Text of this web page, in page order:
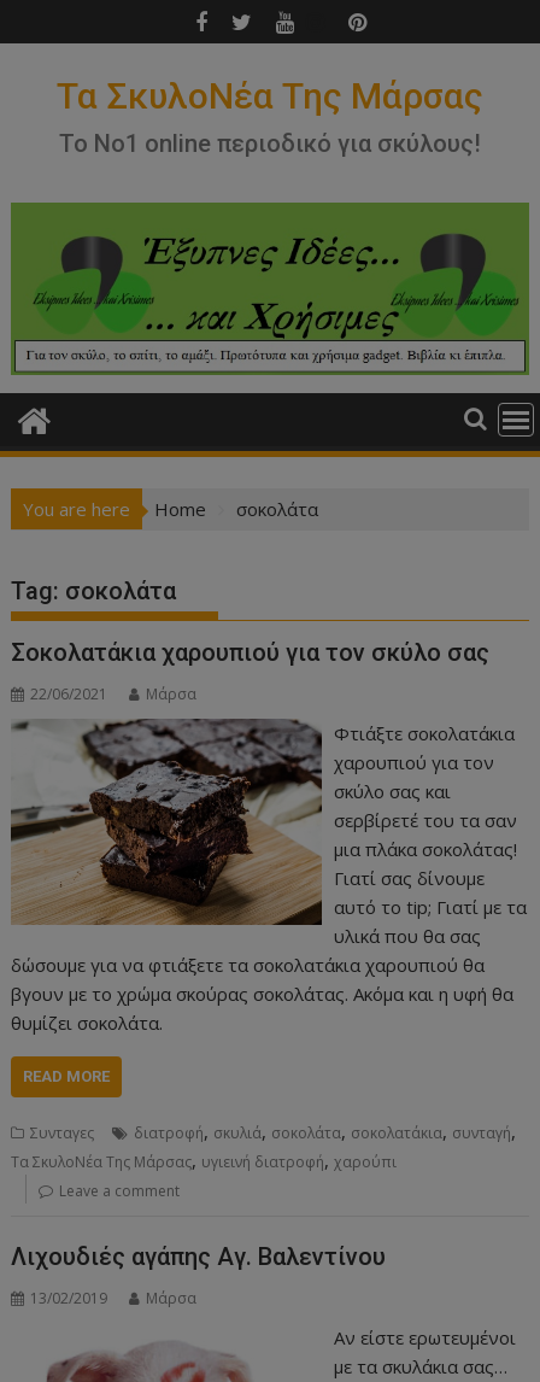
to
Τα ΣκυλοΝέα Της Μάρσας
Το Νο1 online περιοδικό για σκύλους!
You are here Home σοκολάτα
Tag: σοκολάτα
Σοκολατάκια χαρουπιού για τον σκύλο σας
22/06/2021 Μάρσα
Φτιάξτε σοκολατάκια
χαρουπιού για τον
σκύλο σας και
σερβίρετέ του τα σαν
μια πλάκα σοκολάτας!
Γιατί σας δίνουμε
αυτό το tip; Γιατί με τα
υλικά που θα σας
δώσουμε για να φτιάξετε τα σοκολατάκια χαρουπιού θα
βγουν με το χρώμα σκούρας σοκολάτας. Ακόμα και η υφή θα
θυμίζει σοκολάτα.
READ MORE
Συνταγες διατροφή, σκυλιά, σοκολάτα, σοκολατάκια, συνταγή,
Τα ΣκυλοΝέα Της Μάρσας, υγιεινή διατροφή,χαρούπι
Leave a comment
Λιχουδιές αγάπης Αγ. Βαλεντίνου
13/02/2019 Μάρσα
Αν είστε ερωτευμένοι
με τα σκυλάκια σας…